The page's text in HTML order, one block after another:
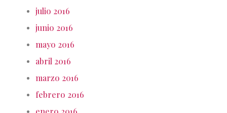
julio 2016
junio 2016
mayo 2016
abril 2016
marzo 2016
febrero 2016